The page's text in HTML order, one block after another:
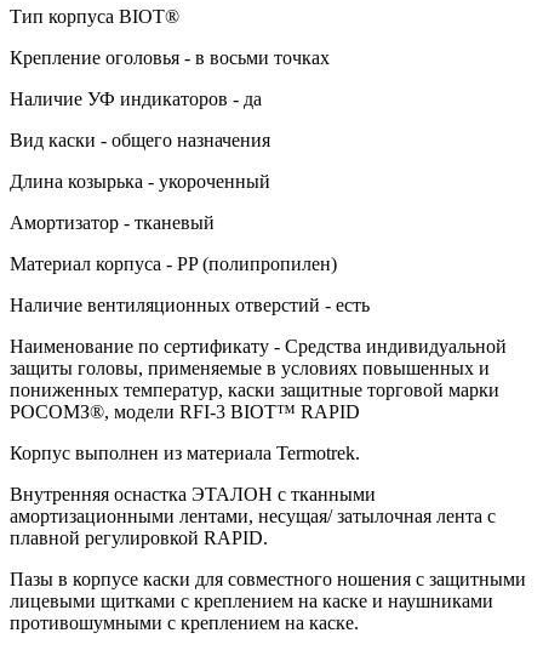
Тип корпуса BIOT®
Крепление оголовья - в восьми точках
Наличие УФ индикаторов - да
Вид каски - общего назначения
Длина козырька - укороченный
Амортизатор - тканевый
Материал корпуса - PP (полипропилен)
Наличие вентиляционных отверстий - есть
Наименование по сертификату - Средства индивидуальной
защиты головы, применяемые в условиях повышенных и
пониженных температур, каски защитные торговой марки
РОСОМЗ®, модели RFI-3 BIOT™ RAPID
Корпус выполнен из материала Termotrek.
Внутренняя оснастка ЭТАЛОН с тканными
амортизационными лентами, несущая/ затылочная лента с
плавной регулировкой RAPID.
Пазы в корпусе каски для совместного ношения с защитными
лицевыми щитками с креплением на каске и наушниками
противошумными с креплением на каске.